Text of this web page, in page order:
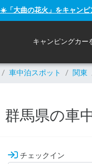
☀️「大曲の花火」をキャンピ
キャンピングカー
/ 車中泊スポット / 関東
群馬県の車
チェックイン